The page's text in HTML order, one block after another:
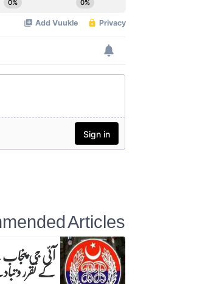
Articles
کے تقرر و